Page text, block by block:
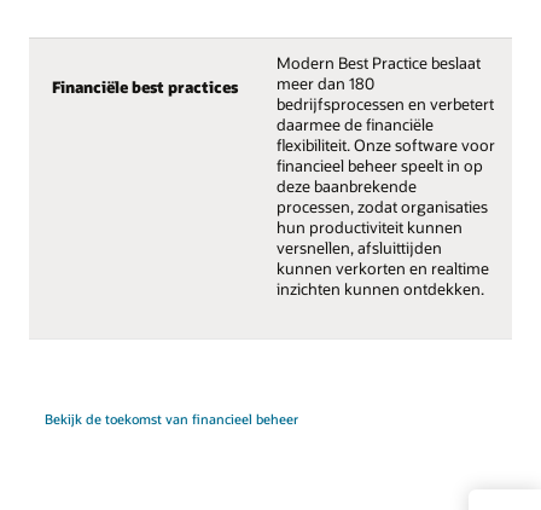
Financiële best practices
Modern Best Practice beslaat
meer dan 180
bedrijfsprocessen en verbetert
daarmee de financiële
flexibiliteit. Onze software voor
financieel beheer speelt in op
deze baanbrekende
processen, zodat organisaties
hun productiviteit kunnen
versnellen, afsluittijden
kunnen verkorten en realtime
inzichten kunnen ontdekken.
Bekijk de toekomst van financieel beheer